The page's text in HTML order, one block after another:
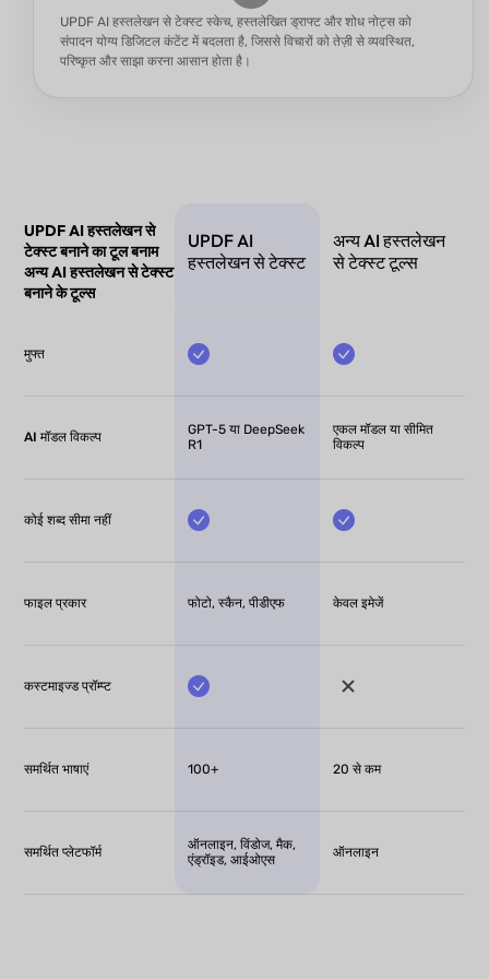
UPDF AI हस्तलेखन से टेक्स्ट स्केच, हस्तलेखित ड्राफ्ट और शोध नोट्स को
संपादन योग्य डिजिटल कंटेंट में बदलता है, जिससे विचारों को तेज़ी से व्यवस्थित,
परिष्कृत और साझा करना आसान होता है।
UPDF AI हस्तलेखन से
टेक्स्ट बनाने का टूल बनाम
अन्य AI हस्तलेखन से टेक्स्ट
बनाने के टूल्स
UPDF AI
हस्तलेखन से टेक्स्ट
अन्य AI हस्तलेखन
से टेक्स्ट टूल्स
मुफ्त
AI मॉडल विकल्प
GPT-5 या DeepSeek
R1
एकल मॉडल या सीमित
विकल्प
कोई शब्द सीमा नहीं
फाइल प्रकार फोटो, स्कैन, पीडीएफ केवल इमेजें
कस्टमाइज्ड प्रॉम्प्ट
समर्थित भाषाएं 100+ 20 से कम
समर्थित प्लेटफॉर्म
ऑनलाइन, विंडोज, मैक,
एंड्रॉइड, आईओएस
ऑनलाइन